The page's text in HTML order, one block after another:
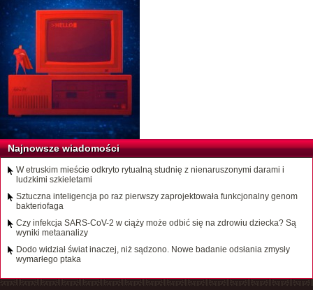
Najnowsze wiadomości
W etruskim mieście odkryto rytualną studnię z nienaruszonymi darami i
ludzkimi szkieletami
Sztuczna inteligencja po raz pierwszy zaprojektowała funkcjonalny genom
bakteriofaga
Czy infekcja SARS-CoV-2 w ciąży może odbić się na zdrowiu dziecka? Są
wyniki metaanalizy
Dodo widział świat inaczej, niż sądzono. Nowe badanie odsłania zmysły
wymarłego ptaka